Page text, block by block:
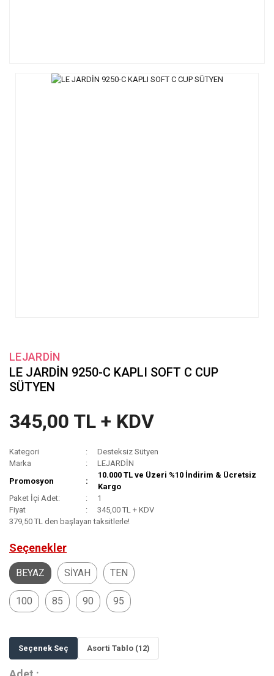
LEJARDİN
LE JARDİN 9250-C KAPLI SOFT C CUP
SÜTYEN
345,00 TL + KDV
Kategori
Desteksiz Sütyen
Marka
LEJARDİN
Promosyon
10.000 TL ve Üzeri %10 İndirim & Ücretsiz
Kargo
Paket İçi Adet:
1
Fiyat
345,00 TL + KDV
379,50 TL den başlayan taksitlerle!
Seçenekler
BEYAZ SİYAH TEN
100 85 90 95
Seçenek Seç Asorti Tablo (12)